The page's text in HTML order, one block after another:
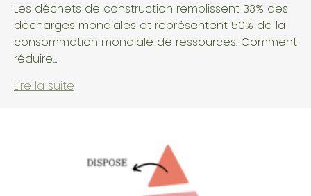
Les déchets de construction remplissent 33% des
décharges mondiales et représentent 50% de la
consommation mondiale de ressources. Comment
réduire...
Lire la suite